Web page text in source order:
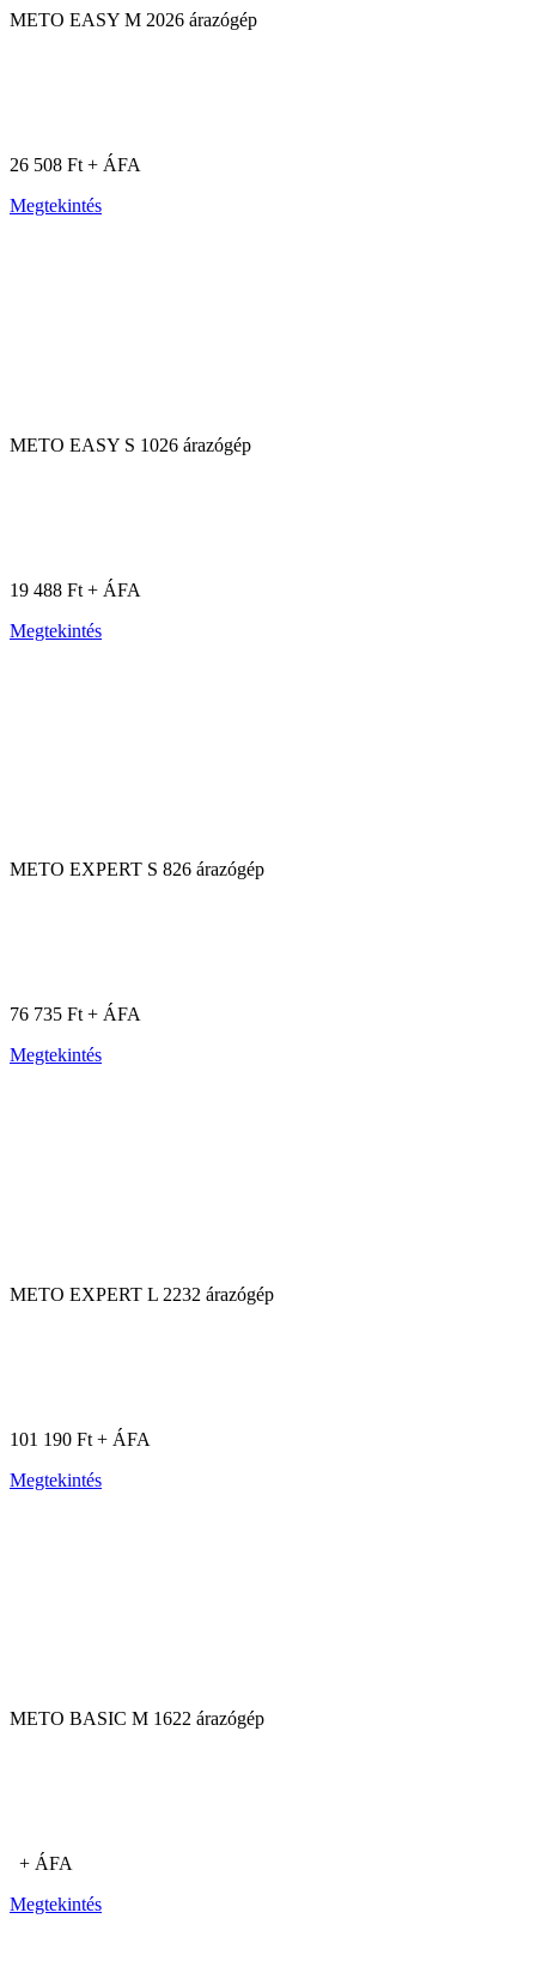
METO EASY M 2026 árazógép
26 508 Ft + ÁFA
Megtekintés
METO EASY S 1026 árazógép
19 488 Ft + ÁFA
Megtekintés
METO EXPERT S 826 árazógép
76 735 Ft + ÁFA
Megtekintés
METO EXPERT L 2232 árazógép
101 190 Ft + ÁFA
Megtekintés
METO BASIC M 1622 árazógép
+ ÁFA
Megtekintés